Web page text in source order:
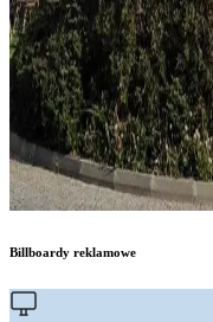
Billboardy reklamowe